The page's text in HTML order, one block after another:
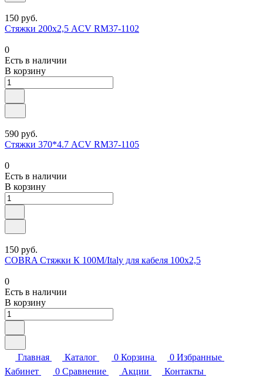
150 руб.
Стяжки 200х2,5 ACV RM37-1102
0
Есть в наличии
В корзину
590 руб.
Стяжки 370*4.7 ACV RM37-1105
0
Есть в наличии
В корзину
150 руб.
COBRA Стяжки К 100M/Italy для кабеля 100х2,5
0
Есть в наличии
В корзину
Главная Каталог 0 Корзина 0 Избранные
Кабинет
0 Сравнение Акции
Контакты